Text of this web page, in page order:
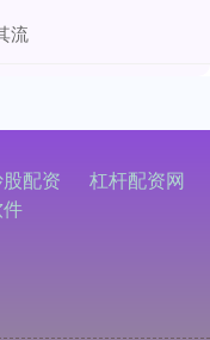
流
配资
杠杆配资网